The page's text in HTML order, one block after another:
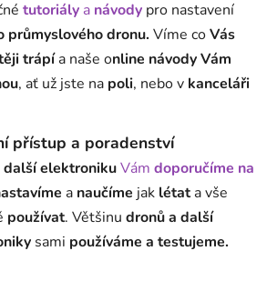
tutoriály a návody pro nastavení
průmyslového dronu. Víme coVás
trápía naše online návody Vám
, ať už jste na poli, nebo v kanceláři
přístup a poradenství
další elektronikuVám doporučíme na
a naučíme jak létata vše
používat. Většinu dronů a další
sami používáme a testujeme.